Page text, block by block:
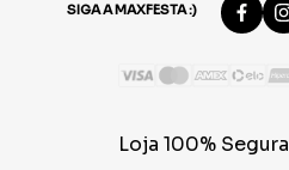
SIGA A MAXFESTA :)
Loja 100% Segura